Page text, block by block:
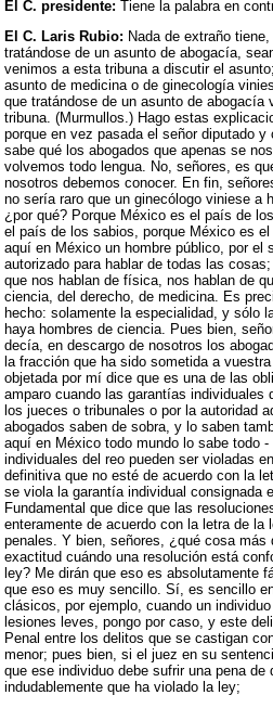
El C. presidente: Tiene la palabra en
El C. Laris Rubio: Nada de extraño
tratándose de un asunto de abogacía,
venimos a esta tribuna a discutir el
asunto de medicina o de ginecología
que tratándose de un asunto de abogacía
tribuna. (Murmullos.) Hago estas
porque en vez pasada el señor diputado
sabe qué los abogados que apenas se
volvemos todo lengua. No, señores, es
nosotros debemos conocer. En fin,
no sería raro que un ginecólogo viniese a
¿por qué? Porque México es el país de
el país de los sabios, porque México es
aquí en México un hombre público, por el
autorizado para hablar de todas las
que nos hablan de física, nos hablan de
ciencia, del derecho, de medicina. Es
hecho: solamente la especialidad, y sólo
haya hombres de ciencia. Pues bien,
decía, en descargo de nosotros los
la fracción que ha sido sometida a
objetada por mí dice que es una de las
amparo cuando las garantías individuales
los jueces o tribunales o por la autoridad
abogados saben de sobra, y lo saben
aquí en México todo mundo lo sabe todo
individuales del reo pueden ser violadas
definitiva que no esté de acuerdo con la
se viola la garantía individual consignada
Fundamental que dice que las
enteramente de acuerdo con la letra de la
penales. Y bien, señores, ¿qué cosa
exactitud cuándo una resolución está
ley? Me dirán que eso es absolutamente
que eso es muy sencillo. Sí, es sencillo
clásicos, por ejemplo, cuando un
lesiones leves, pongo por caso, y este
Penal entre los delitos que se castigan
menor; pues bien, si el juez en su
que ese individuo debe sufrir una pena de
indudablemente que ha violado la ley;